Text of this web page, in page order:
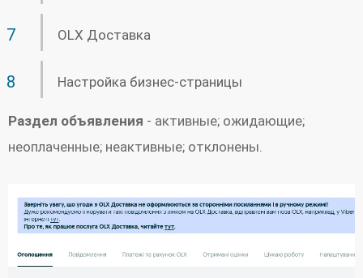
OLX Доставка
Настройка бизнес-страницы
Раздел объявления - активные; ожидающие;
неоплаченные; неактивные; отклонены.